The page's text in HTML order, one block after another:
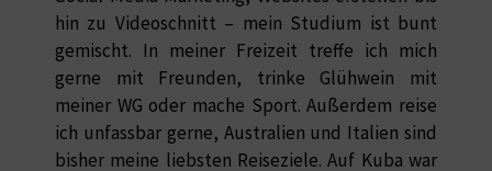
hin zu Videoschnitt – mein Studium ist bunt
gemischt. In meiner Freizeit treffe ich mich
gerne mit Freunden, trinke Glühwein mit
meiner WG oder mache Sport. Außerdem reise
ich unfassbar gerne, Australien und Italien sind
bisher meine liebsten Reiseziele. Auf Kuba war